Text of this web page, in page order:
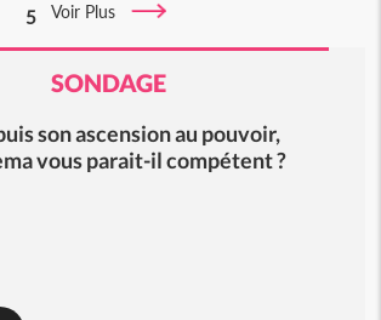
5 Voir Plus
SONDAGE
son ascension au pouvoir,
vous parait-il compétent ?